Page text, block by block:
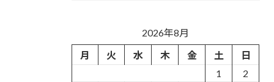
2026年8月
月
火 水 木 金 土
日
1
2